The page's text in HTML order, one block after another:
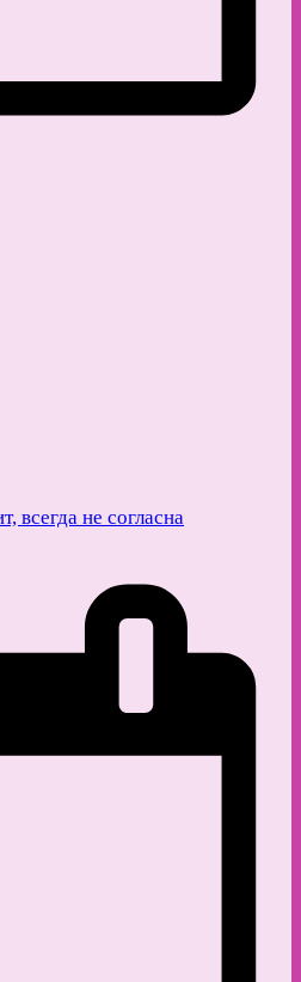
всегда не согласна